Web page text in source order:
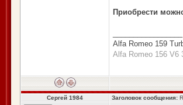
Приобрести
Alfa Romeo 159
Alfa Romeo 156 V6
Сергей 1984 Заголовок сообщения: